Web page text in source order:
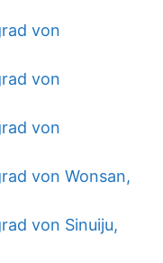
von
von
von
von Wonsan,
von Sinuiju,